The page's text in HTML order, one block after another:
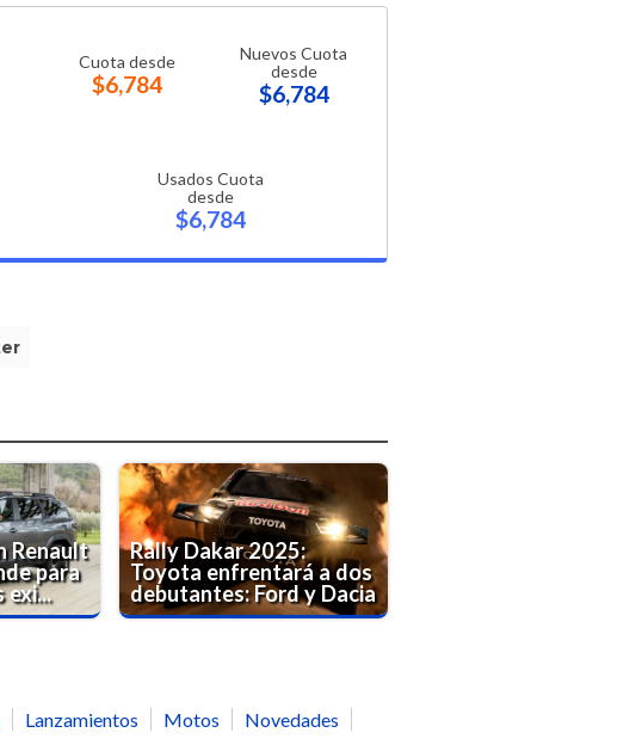
Cuota desde
$6,784
Nuevos Cuota
desde
$6,784
Usados Cuota
desde
$6,784
Renault
para
exi...
Rally Dakar 2025:
Toyota enfrentará a dos
debutantes: Ford y Dacia
Lanzamientos Motos
Novedades